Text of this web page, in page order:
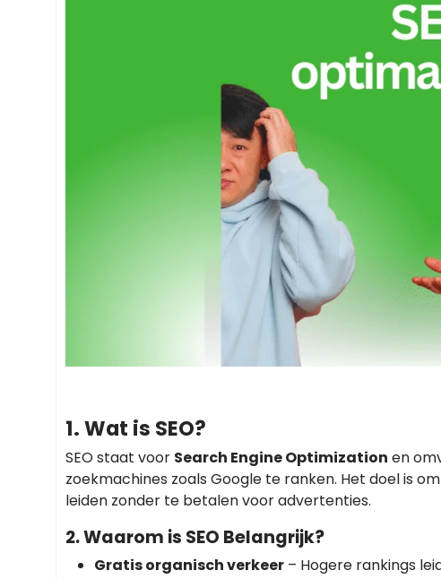
1. Wat is SEO?
SEO staat voor Search Engine Optimization en
zoekmachines zoals Google te ranken. Het doel is
leiden zonder te betalen voor advertenties.
2. Waarom is SEO Belangrijk?
Gratis organisch verkeer – Hogere rankings